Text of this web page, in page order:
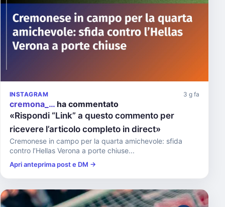
INSTAGRAM 3 g fa
cremona_… ha commentato
«Rispondi “Link” a questo commento per
ricevere l’articolo completo in direct»
Cremonese in campo per la quarta amichevole: sfida
contro l’Hellas Verona a porte chiuse...
Apri anteprima post e DM →